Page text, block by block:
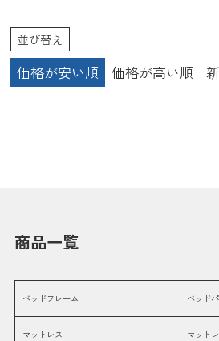
ル ダブル
並び替え
価格が安い順 価格が高い順
商品一覧
ベッドフレーム
マットレス
ベッド
マット